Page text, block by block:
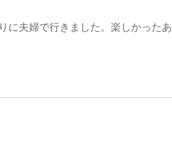
に夫婦で行きました。楽しかったあ